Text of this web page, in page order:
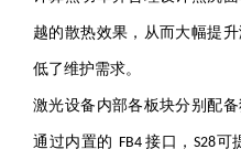
越的散热效果，从而大幅提
低了维护需求。
激光设备内部各板块分别配备
通过内置的 FB4接口，S28可